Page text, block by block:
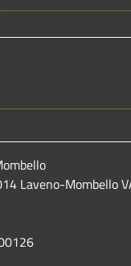
Laveno-Mombello